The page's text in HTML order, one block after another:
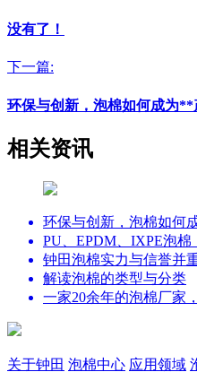
没有了！
下一篇:
环保与创新，泡棉如何成为**
相关资讯
环保与创新，泡棉如何
PU、EPDM、IXPE泡棉
钟田泡棉实力与信誉并
解读泡棉的类型与分类
一家20余年的泡棉厂家
关于钟田 泡棉中心 应用领域